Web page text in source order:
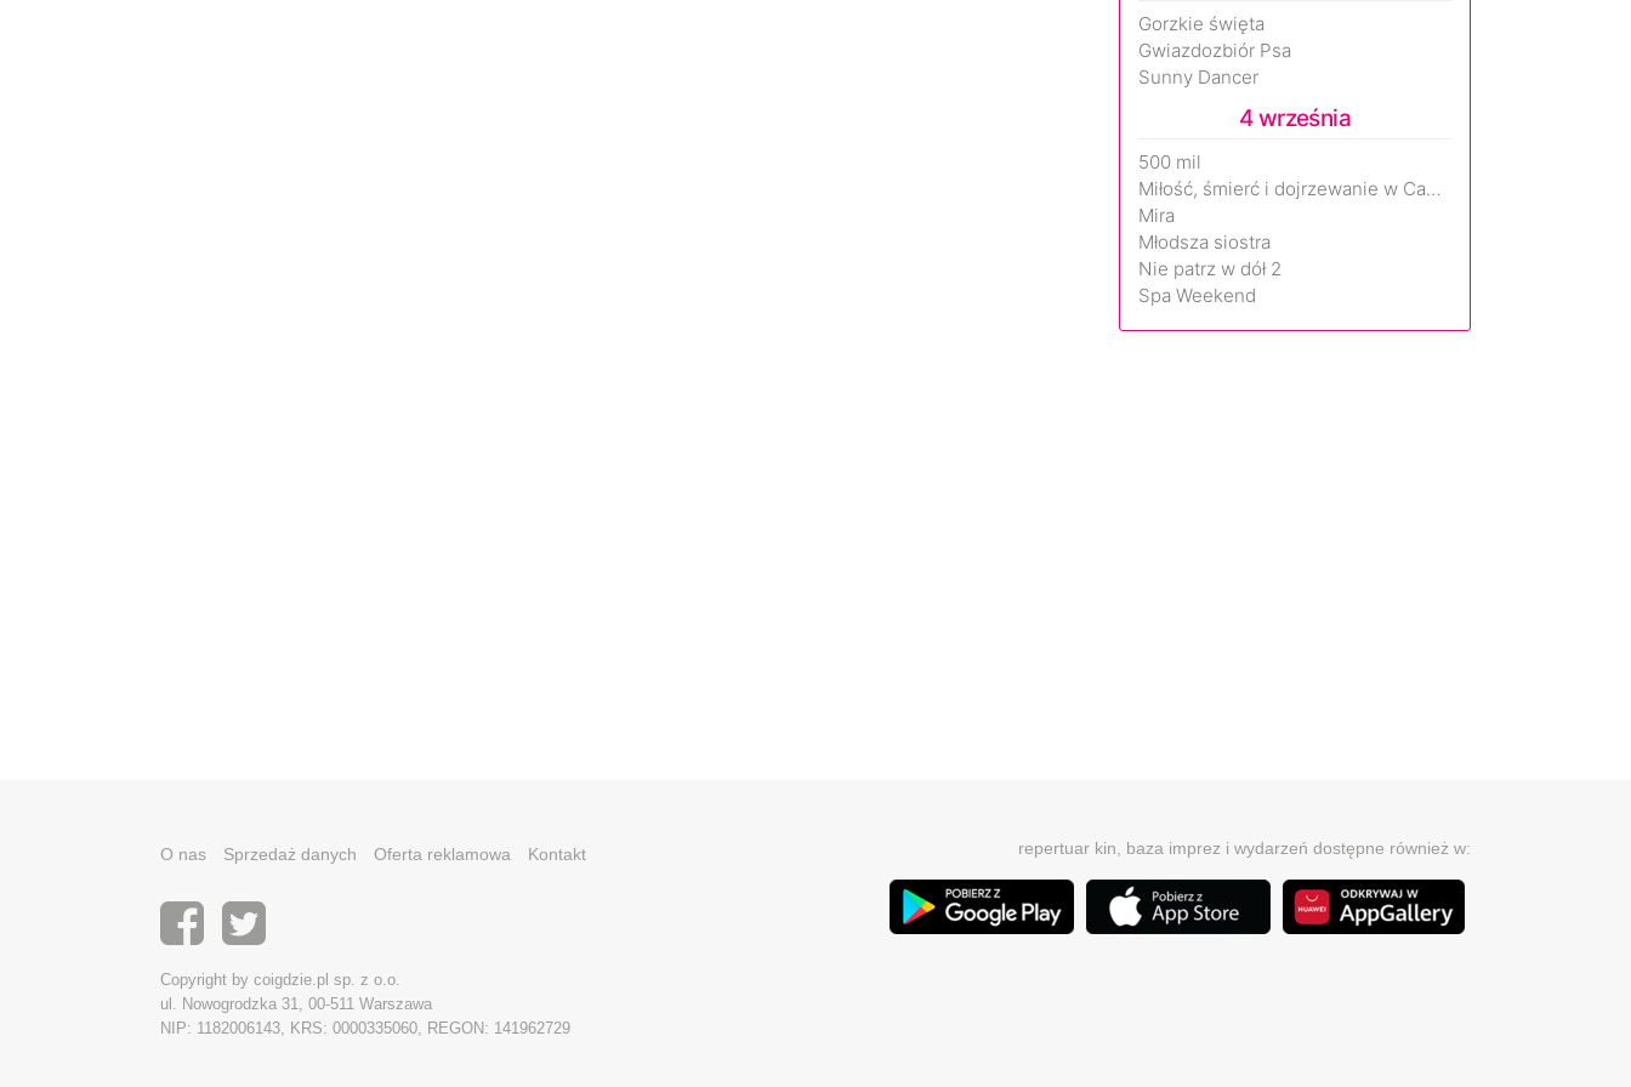
Gorzkie święta
Gwiazdozbiór Psa
Sunny Dancer
4 września
500 mil
Miłość, śmierć i dojrzewanie w Camp Miasma
Mira
Młodsza siostra
Nie patrz w dół 2
Spa Weekend
O nas Sprzedaż danych Oferta reklamowa Kontakt
Copyright by coigdzie.pl sp. z o.o.
ul. Nowogrodzka 31, 00-511 Warszawa
NIP: 1182006143, KRS: 0000335060, REGON: 141962729
repertuar kin, baza imprez i wydarzeń dostępne również w: